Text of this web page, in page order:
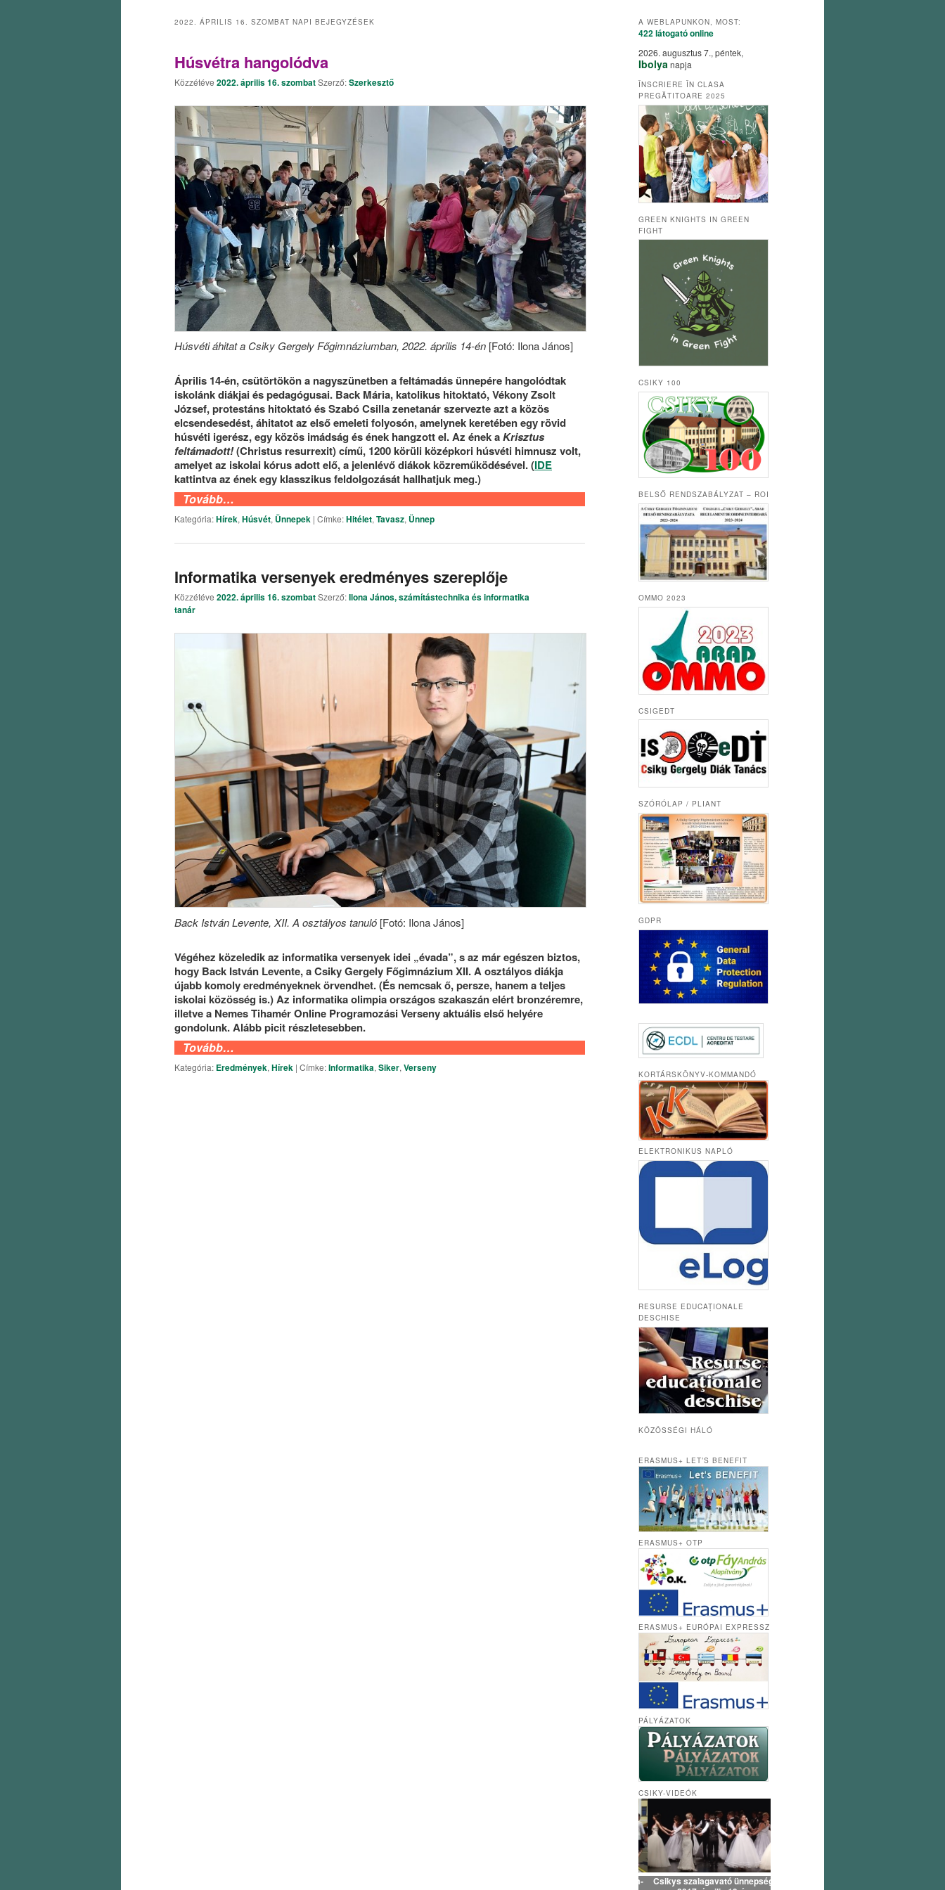
2022. ÁPRILIS 16. SZOMBAT NAPI BEJEGYZÉSEK
Húsvétra hangolódva
Közzétéve 2022. április 16. szombatSzerző:Szerkesztő
Húsvéti áhitat a Csiky Gergely Főgimnáziumban, 2022. április 14-én [Fotó: Ilona János]
Április 14-én, csütörtökön a nagyszünetben a feltámadás ünnepére hangolódtak
iskolánk diákjai és pedagógusai. Back Mária, katolikus hitoktató, Vékony Zsolt
József, protestáns hitoktató és Szabó Csilla zenetanár szervezte azt a közös
elcsendesedést, áhitatot az első emeleti folyosón, amelynek keretében egy rövid
húsvéti igerész, egy közös imádság és ének hangzott el. Az ének aKrisztus
feltámadott!(Christus resurrexit) című, 1200 körüli középkori húsvéti himnusz volt,
amelyet az iskolai kórus adott elő, a jelenlévő diákok közreműködésével. (IDE
kattintva az ének egy klasszikus feldolgozását hallhatjuk meg.)
Tovább…
Kategória:Hírek,Húsvét, Ünnepek | Címke:Hitélet,Tavasz, Ünnep
Informatika versenyek eredményes szereplője
Közzétéve 2022. április 16. szombatSzerző:Ilona János, számítástechnika és informatika
tanár
Back István Levente, XII. A osztályos tanuló [Fotó: Ilona János]
Végéhez közeledik az informatika versenyek idei „évada”, s az már egészen biztos,
hogy Back István Levente, a Csiky Gergely Főgimnázium XII. A osztályos diákja
újabb komoly eredményeknek örvendhet. (És nemcsak ő, persze, hanem a teljes
iskolai közösség is.) Az informatika olimpia országos szakaszán elért bronzéremre,
illetve a Nemes Tihamér Online Programozási Verseny aktuális első helyére
gondolunk. Alább picit részletesebben.
Tovább…
Kategória: Eredmények, Hírek | Címke:Informatika, Siker, Verseny
A WEBLAPUNKON, MOST:
422 látogatóonline
2026. augusztus 7., péntek,
Ibolyanapja
ÎNSCRIERE ÎN CLASA
PREGĂTITOARE 2025
GREEN KNIGHTS IN GREEN
FIGHT
CSIKY 100
BELSŐ RENDSZABÁLYZAT – ROI
OMMO 2023
CSIGEDT
SZÓRÓLAP / PLIANT
GDPR
KORTÁRSKÖNYV-KOMMANDÓ
ELEKTRONIKUS NAPLÓ
RESURSE EDUCAȚIONALE
DESCHISE
KÖZÖSSÉGI HÁLÓ
ERASMUS+ LET’S BENEFIT
ERASMUS+ OTP
ERASMUS+ EURÓPAI EXPRESSZ
PÁLYÁZATOK
CSIKY-VIDEÓK
Csikys szalagavató ünnepség